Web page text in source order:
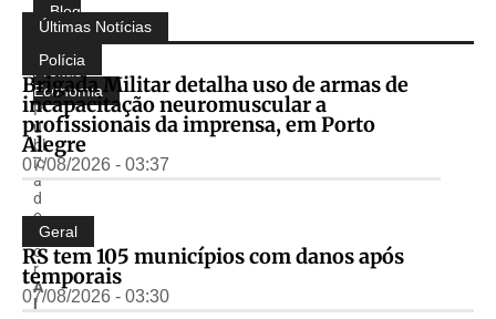
Compartilhe:
Blog
do
Almir
Freitas,
Economia
P
u
bl
ic
a
d
o
p
o
r
A
l
Últimas Notícias
Polícia
Brigada Militar detalha uso de armas de
incapacitação neuromuscular a
profissionais da imprensa, em Porto
Alegre
07/08/2026 - 03:37
Geral
RS tem 105 municípios com danos após
temporais
07/08/2026 - 03:30